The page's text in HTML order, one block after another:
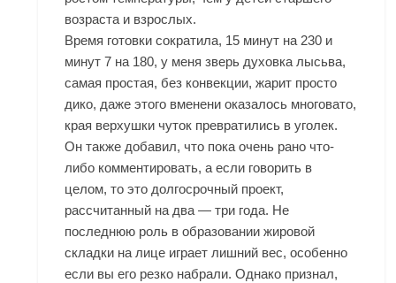
возраста и взрослых.
Время готовки сократила, 15 минут на 230 и
минут 7 на 180, у меня зверь духовка лысьва,
самая простая, без конвекции, жарит просто
дико, даже этого вменени оказалось многовато,
края верхушки чуток превратились в уголек.
Он также добавил, что пока очень рано что-
либо комментировать, а если говорить в
целом, то это долгосрочный проект,
рассчитанный на два — три года. Не
последнюю роль в образовании жировой
складки на лице играет лишний вес, особенно
если вы его резко набрали. Однако признал,